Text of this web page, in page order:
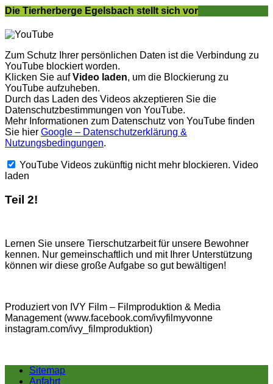
Die Tierherberge Egelsbach stellt sich vor
Zum Schutz Ihrer persönlichen Daten ist die Verbindung zu
YouTube blockiert worden.
Klicken Sie aufVideo laden, um die Blockierung zu
YouTube aufzuheben.
Durch das Laden des Videos akzeptieren Sie die
Datenschutzbestimmungen von YouTube.
Mehr Informationen zum Datenschutz von YouTube finden
Sie hier Google – Datenschutzerklärung &
Nutzungsbedingungen.
YouTube Videos zukünftig nicht mehr blockieren. Video
laden
Teil 2!
Lernen Sie unsere Tierschutzarbeit für unsere Bewohner
kennen. Nur gemeinschaftlich und mit Ihrer Unterstützung
können wir diese große Aufgabe so gut bewältigen!
Produziert von IVY Film – Filmproduktion & Media
Management (www.facebook.com/ivyfilmyvonne
instagram.com/ivy_filmproduktion)
Sitemap
Anfahrt